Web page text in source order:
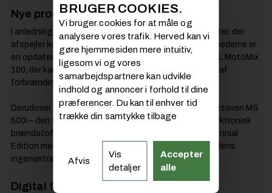
Nye produkter markerer jubilæet
I anledning af jubilæet lancerer STIHL flere nye produkter, der
afspejler koncernens teknologiske bredde. Blandt nyhederne er
en opdateret udgave af det biogene brændstof STIHL MotoMix
100, der kan bidrage til lavere CO₂-udledning ved brug af
forbrændingsmotorer.
Derudover introduceres en jubilæumsudgave af motorsaven MS
500i – den første serieproducerede benzinsav med elektronisk
brændstofindsprøjtning. Modellen lanceres i en Centennial
Edition med sort design som en hyldest til virksomhedens
ingeniørtradition.
Digital fortælling og historisk indblik
BRUGER COOKIES.
Vi bruger cookies for at måle og
analysere vores trafik. Herved kan vi
gøre hjemmesiden mere intuitiv,
ligesom vi og vores
samarbejdspartnere kan udvikle
indhold og annoncer i forhold til dine
præferencer. Du kan til enhver tid
trække din samtykke tilbage
Afvis
Vis
detaljer
Accepter
alle